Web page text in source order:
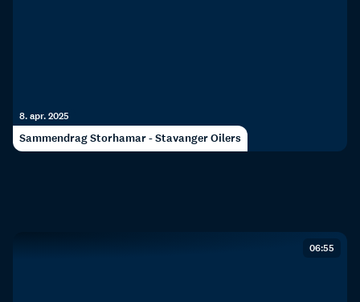
8. apr. 2025
Sammendrag Storhamar - Stavanger Oilers
06:55